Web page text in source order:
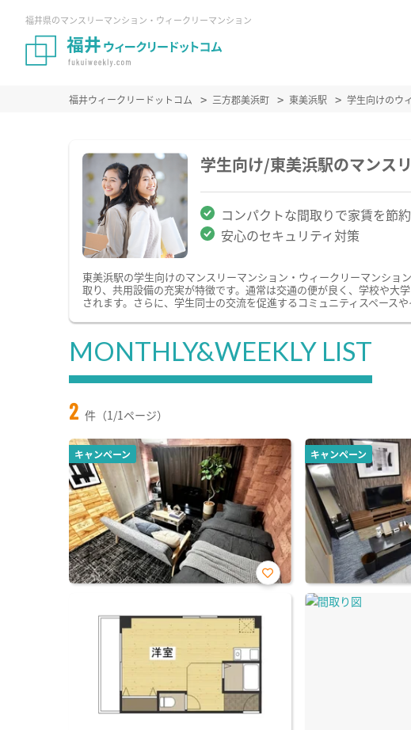
福井県のマンスリーマンション・ウィークリーマンション
福井ウィークリードットコム 三方郡美浜町 東美浜駅 学生向けのウ
学生向け/東美浜駅のマンス
コンパクトな間取りで家賃を節約
安心のセキュリティ対策
東美浜駅の学生向けのマンスリーマンション・ウィークリーマンシ
取り、共用設備の充実が特徴です。通常は交通の便が良く、学校や大
されます。さらに、学生同士の交流を促進するコミュニティスペース
MONTHLY&WEEKLY LIST
2 件（1/1ページ）
キャンペーン
お気
り登
録
キャンペーン